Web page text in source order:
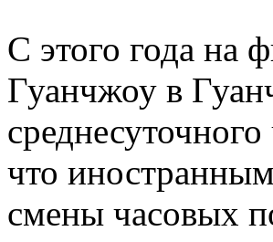
С этого года на
Гуанчжоу в
что
смены часовых